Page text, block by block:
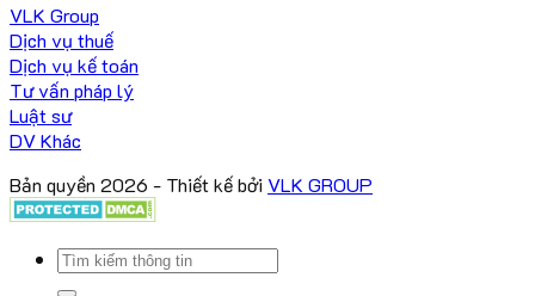
VLK Group
Dịch vụ thuế
Dịch vụ kế toán
Tư vấn pháp lý
Luật sư
DV Khác
Bản quyền 2026 - Thiết kế bởi VLK GROUP